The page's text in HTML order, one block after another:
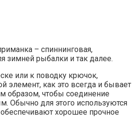
– спиннинговая,
зимней рыбалки и так далее.
или к поводку крючок,
элемент, как это всегда и бывает
образом, чтобы соединение
Обычно для этого используются
хорошее прочное